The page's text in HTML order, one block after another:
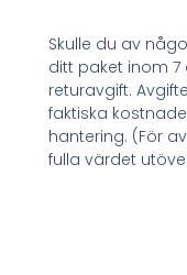
Skulle du av
ditt paket inom
returavgift.
faktiska
hantering. (För
fulla värdet